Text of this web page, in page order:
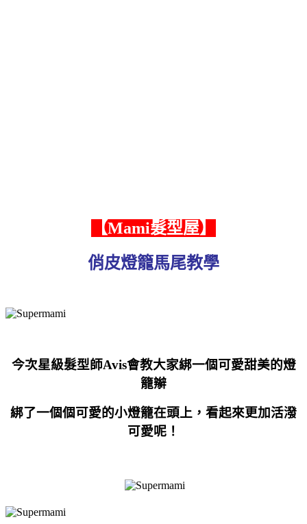
【Mami髮型屋】
俏皮燈籠馬尾教學
今次星級髮型師Avis會教大家綁一個可愛甜美的燈
籠辮
綁了一個個可愛的小燈籠在頭上 ，看起來更加活潑
可愛呢！